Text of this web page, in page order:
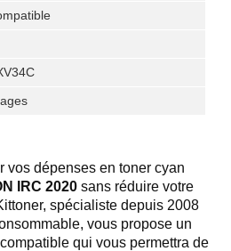
vos dépenses en toner cyan
IRC 2020 sans réduire votre
spécialiste depuis 2008
vous propose un
qui vous permettra de